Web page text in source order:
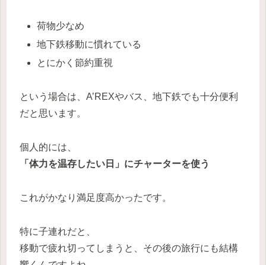
荷物少なめ
地下鉄移動に慣れている
とにかく節約重視
という場合は、A’REXやバス、地下鉄でも十分便利
だと思います。
個人的には、
「体力を温存したい日」にチャーターを使う
これがかなり満足度高かったです。
特に子連れだと、
移動で疲れ切ってしまうと、その後の旅行にも結構